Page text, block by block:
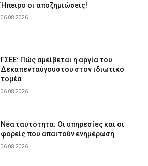
Ήπειρο οι αποζημιώσεις!
06.08.2026
ΓΣΕΕ: Πώς αμείβεται η αργία του
Δεκαπενταύγουστου στον ιδιωτικό
τομέα
06.08.2026
Νέα ταυτότητα: Οι υπηρεσίες και οι
φορείς που απαιτούν ενημέρωση
06.08.2026